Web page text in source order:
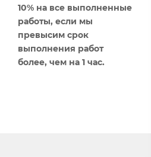
10% на все выполненные
работы, если мы
превысим срок
выполнения работ
более, чем на 1 час.​